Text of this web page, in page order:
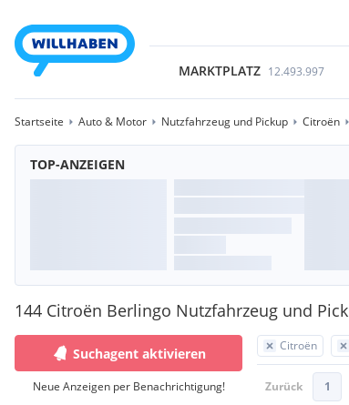
MARKTPLATZ 12.493.997
Startseite Auto & Motor Nutzfahrzeug und Pickup Citroën
TOP-ANZEIGEN
144 Citroën Berlingo Nutzfahrzeug und
Citroën
Zurück 1
Suchagent aktivieren
Neue Anzeigen per Benachrichtigung!